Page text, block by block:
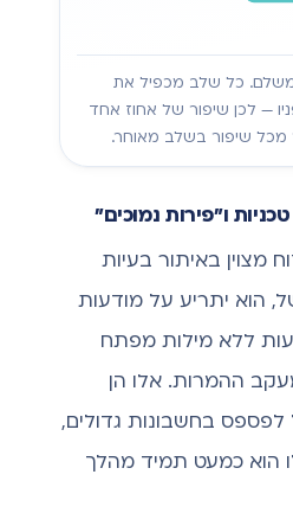
כל שלב מכפיל את
— לכן שיפור של אחוז אחד
מכל שיפור בשלב מאוחר.
ו"פירות נמוכים"
מצוין באיתור בעיות
הוא יתריע על מודעות
ללא מילות מפתח
ההמרות. אלו הן
בחשבונות גדולים,
הוא כמעט תמיד מהלך